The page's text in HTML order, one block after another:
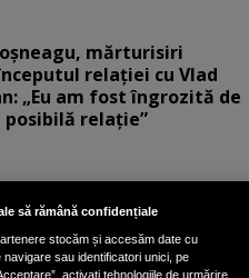
mărturisiri
relației cu Vlad
„Eu am fost îngrozită de
posibilă relație”
Alberto Guță și
după ce au plecat din
Balaban: „Noi
să rămână confidențiale
stocăm și accesăm date cu
sau identificatori unici, pe
activați tehnologiile de urmărire